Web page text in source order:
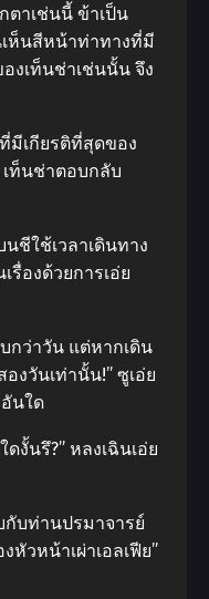
ตาเช่นนี้ ข้าเป็น
เห็นสีหน้าท่าทางที่มี
งเท็นช่าเช่นนั้น จึง
มีเกียรติที่สุดของ
เท็นช่าตอบกลับ
นชีใช้เวลาเดินทาง
รื่องด้วยการเอ่ย
กว่าวัน แต่หากเดิน
งวันเท่านั้น!” ซูเอ่ย
นใด
งั้นรึ?” หลงเฉินเอ่ย
กับท่านปรมาจารย์
วหน้าเผ่าเอลเฟีย”